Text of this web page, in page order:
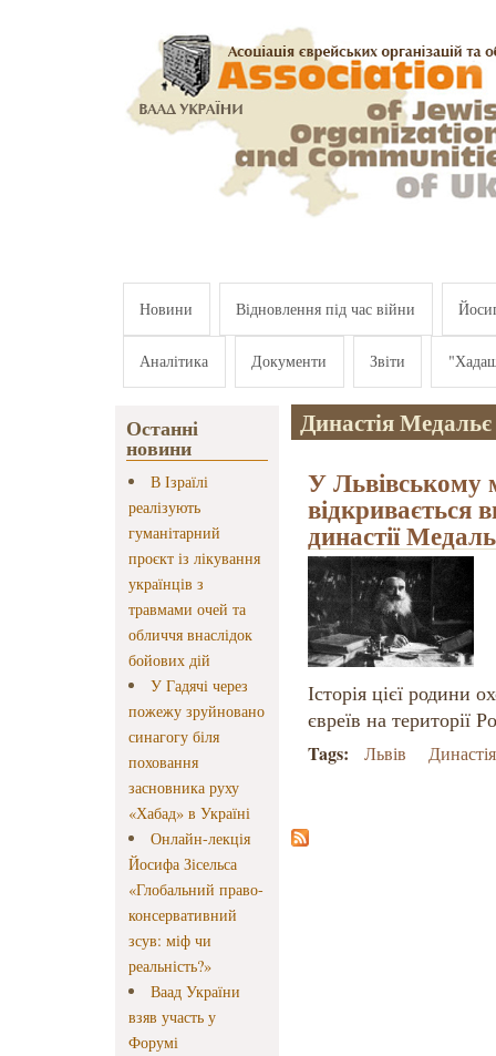
Новини Відновлення під час війни
Аналітика Документи Звіти
Останні
новини
В Ізраїлі
реалізують
гуманітарний
проєкт із лікування
українців з
травмами очей та
обличчя внаслідок
бойових дій
У Гадячі через
пожежу зруйновано
синагогу біля
поховання
засновника руху
«Хабад» в Україні
Онлайн-лекція
Йосифа Зісельса
«Глобальний право-
консервативний
зсув: міф чи
реальність?»
Ваад України
взяв участь у
Форумі
Династія Медальє
У Львівському
відкривається
династії
Історія цієї родини
євреїв на території
Tags: Львів